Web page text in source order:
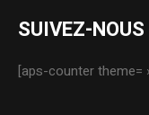
SUIVEZ-NOUS
[aps-counter theme=